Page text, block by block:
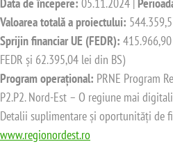
Valoarea totală a proiectului:
Sprijin financiar UE (FEDR):
FEDR și 62.395,04 lei din BS)
Program operațional: PRNE Program
P2.P2. Nord-Est – O regiune mai
Detalii suplimentare și oportunități de
www.regionordest.ro